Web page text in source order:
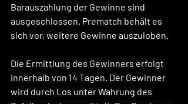
Barauszahlung der Gewinne sind
ausgeschlossen. Prematch behält es
sich vor, weitere Gewinne auszuloben.
Die Ermittlung des Gewinners erfolgt
innerhalb von 14 Tagen. Der Gewinner
wird durch Los unter Wahrung des